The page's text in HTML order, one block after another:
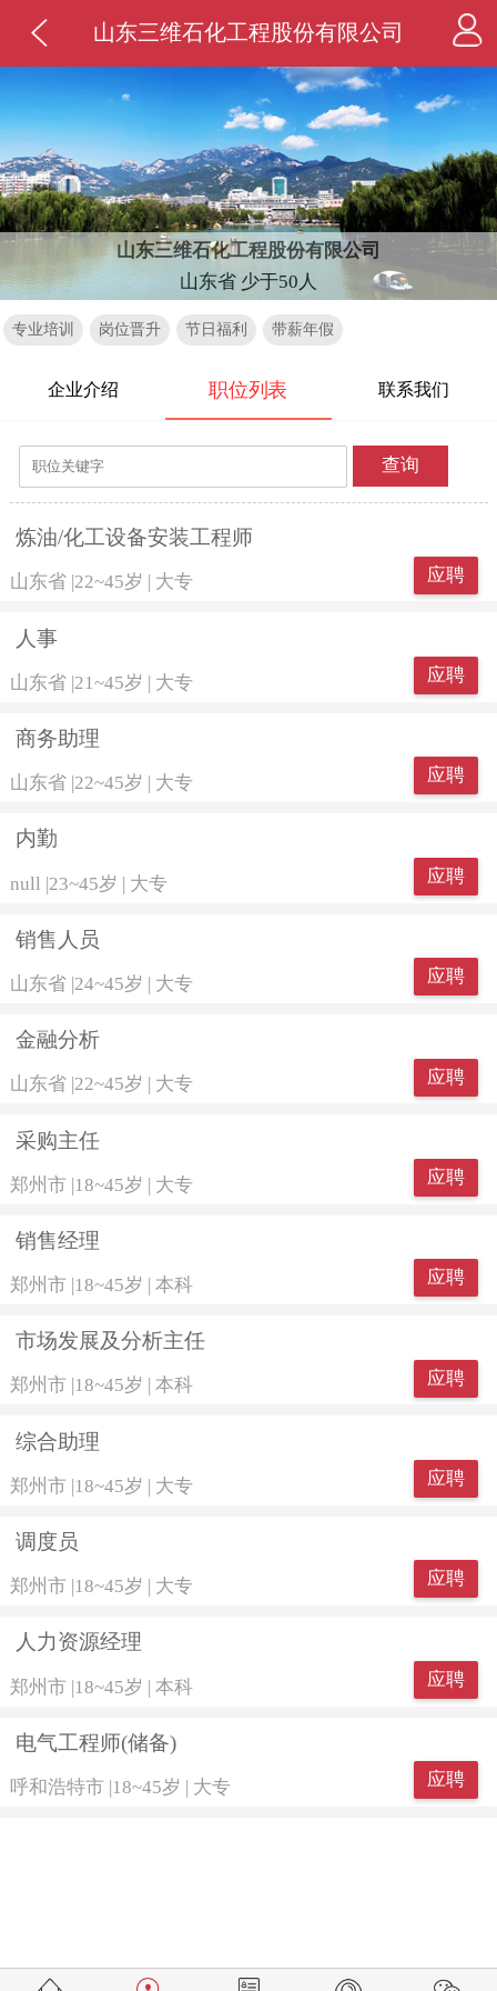
山东三维石化工程股份有限公司
山东三维石化工程股份有限公司
山东省 少于50人
专业培训 岗位晋升 节日福利 带薪年假
企业介绍 职位列表 联系我们
查询
炼油/化工设备安装工程师
山东省| 22~45岁 大专 应聘
人事
山东省|21~45岁 | 大专 应聘
商务助理
山东省| 22~45岁 大专 应聘
内勤
null |23~45岁 | 大专 应聘
销售人员
山东省|24~45岁 | 大专 应聘
金融分析
山东省| 22~45岁 大专 应聘
采购主任
郑州市 |18~45岁 | 大专 应聘
销售经理
郑州市 |18~45岁 | 本科 应聘
市场发展及分析主任
郑州市 18~45岁 本科 应聘
综合助理
郑州市 |18~45岁 | 大专 应聘
调度员
郑州市 18~45岁 大专 应聘
人力资源经理
郑州市 |18~45岁 | 本科 应聘
电气工程师(储备)
呼和浩特市 |18~45岁 | 大专 应聘